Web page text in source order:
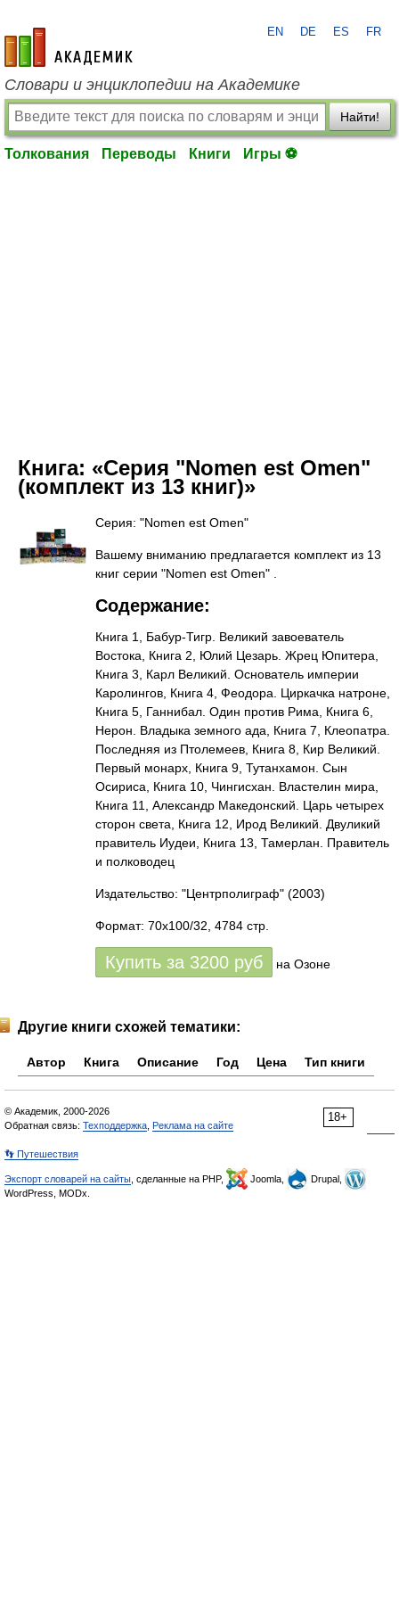
academic.ru
EN DE ES FR
Словари и энциклопедии на Академике
Найти!
Толкования Переводы Книги Игры ⚽
Книга: «Серия "Nomen est Omen"
(комплект из 13 книг)»
Серия: "Nomen est Omen"
Вашему вниманию предлагается комплект из 13
книг серии "Nomen est Omen" .
Содержание:
Книга 1, Бабур-Тигр. Великий завоеватель
Востока, Книга 2, Юлий Цезарь. Жрец Юпитера,
Книга 3, Карл Великий. Основатель империи
Каролингов, Книга 4, Феодора. Циркачка натроне,
Книга 5, Ганнибал. Один против Рима, Книга 6,
Нерон. Владыка земного ада, Книга 7, Клеопатра.
Последняя из Птолемеев, Книга 8, Кир Великий.
Первый монарх, Книга 9, Тутанхамон. Сын
Осириса, Книга 10, Чингисхан. Властелин мира,
Книга 11, Александр Македонский. Царь четырех
сторон света, Книга 12, Ирод Великий. Двуликий
правитель Иудеи, Книга 13, Тамерлан. Правитель
и полководец
Издательство: "Центрполиграф" (2003)
Формат: 70x100/32, 4784 стр.
Купить за 3200 руб на Озоне
Другие книги схожей тематики:
Автор Книга Описание Год Цена Тип книги
18+
© Академик, 2000-2026
Обратная связь: Техподдержка Реклама на сайте
👣 Путешествия
Экспорт словарей на сайты , сделанные на PHP, Joomla,
Drupal,
WordPress, MODx.